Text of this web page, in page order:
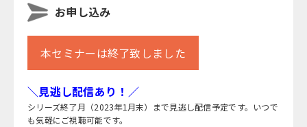
お申し込み
本セミナーは終了致しました
＼見逃し配信あり！／
シリーズ終了月（2023年1月末）まで見逃し配信予定です。いつで
も気軽にご視聴可能です。